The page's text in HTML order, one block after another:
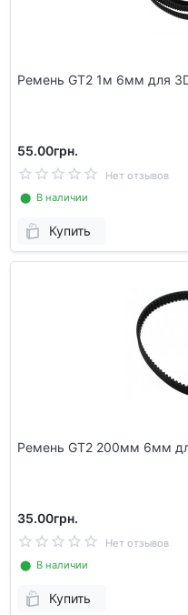
Ремень GT2 1м 6мм для
55.00грн.
Нет отзывов
⬤ В наличии
Купить
Ремень GT2 200мм 6мм
35.00грн.
Нет отзывов
⬤ В наличии
Купить